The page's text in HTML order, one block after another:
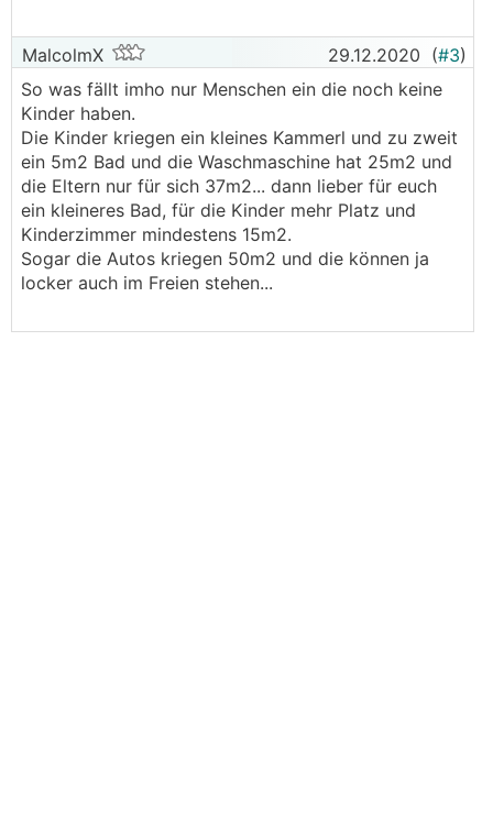
MalcolmX 29.12.2020 (#3)
So was fällt imho nur Menschen ein die noch keine
Kinder haben.
Die Kinder kriegen ein kleines Kammerl und zu zweit
ein 5m2 Bad und die Waschmaschine hat 25m2 und
die Eltern nur für sich 37m2... dann lieber für euch
ein kleineres Bad, für die Kinder mehr Platz und
Kinderzimmer mindestens 15m2.
Sogar die Autos kriegen 50m2 und die können ja
locker auch im Freien stehen...